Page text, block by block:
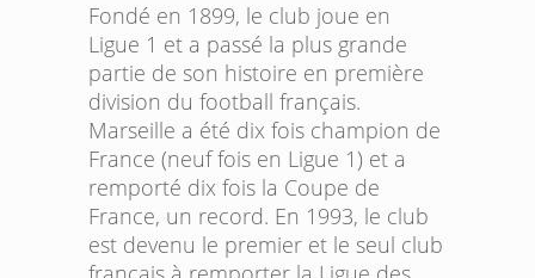
Fondé en 1899, le club joue en
Ligue 1 et a passé la plus grande
partie de son histoire en première
division du football français.
Marseille a été dix fois champion de
France (neuf fois en Ligue 1) et a
remporté dix fois la Coupe de
France, un record. En 1993, le club
est devenu le premier et le seul club